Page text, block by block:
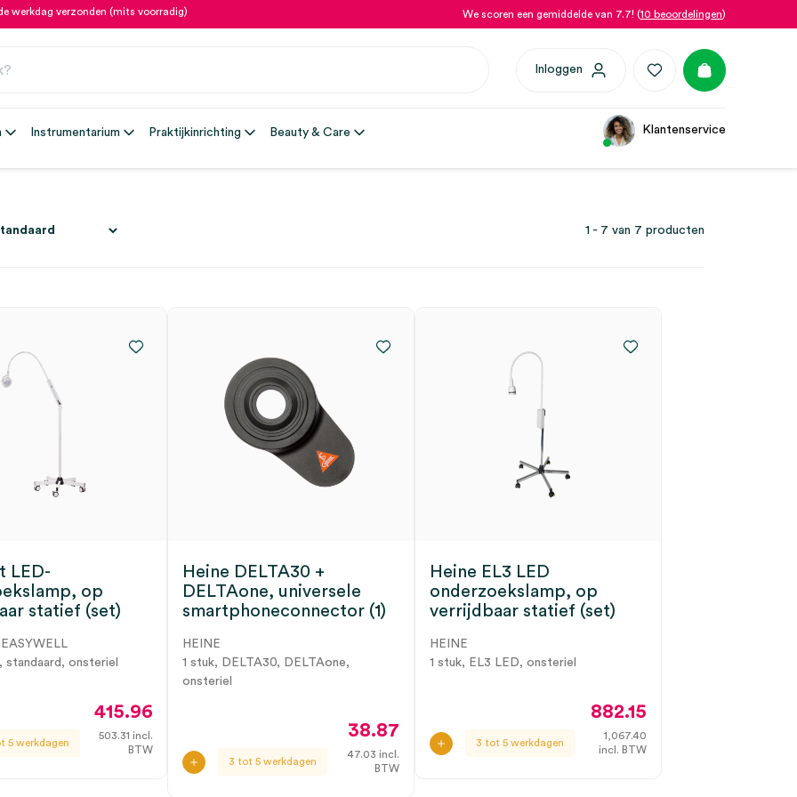
werkdag verzonden (mits voorradig) We scoren een gemiddelde van 7.7! (10 beoordelingen)
Inloggen
Instrumentarium Praktijkinrichting Beauty & Care Klantenservice
1 - 7 van 7 producten
LED-
op
statief (set)
standaard, onsteriel
5 werkdagen
415.96
503.31 incl.
BTW
Heine DELTA30 +
DELTAone, universele
smartphoneconnector (1)
HEINE
1 stuk, DELTA30, DELTAone,
onsteriel
3 tot 5 werkdagen
38.87
47.03 incl.
BTW
Heine EL3 LED
onderzoekslamp, op
verrijdbaar statief (set)
HEINE
1 stuk, EL3 LED, onsteriel
3 tot 5 werkdagen
882.15
1,067.40
incl. BTW